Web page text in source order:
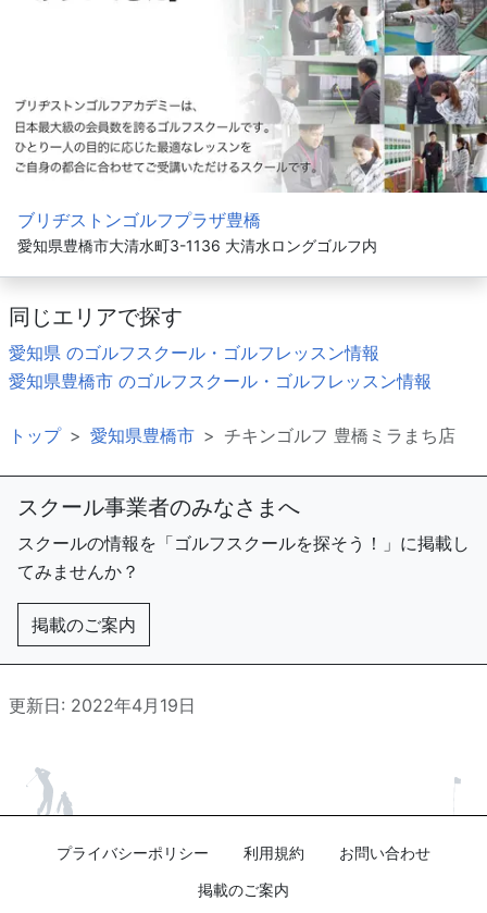
ブリヂストンゴルフプラザ豊橋
愛知県豊橋市大清水町3-1136 大清水ロングゴルフ内
同じエリアで探す
愛知県 のゴルフスクール・ゴルフレッスン情報
愛知県豊橋市 のゴルフスクール・ゴルフレッスン情報
トップ 愛知県豊橋市 チキンゴルフ 豊橋ミラまち店
スクール事業者のみなさまへ
スクールの情報を「ゴルフスクールを探そう！」に掲載し
てみませんか？
掲載のご案内
更新日: 2022年4月19日
プライバシーポリシー 利用規約
お問い合わせ
掲載のご案内